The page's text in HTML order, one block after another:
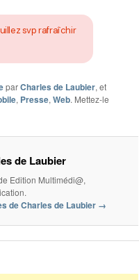
svp rafraîchir
parCharles de Laubier, et
, Presse,Web. Mettez-le
de Laubier
Edition Multimédi@,
de Charles de Laubier →